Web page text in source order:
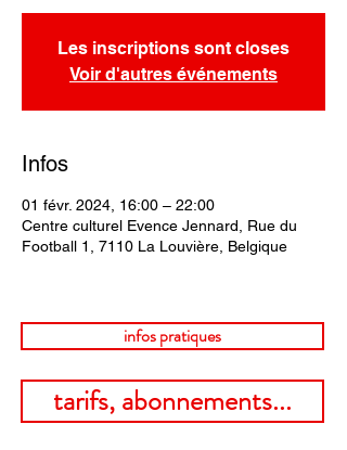
Les inscriptions sont closes
Voir d'autres événements
Infos
01 févr. 2024, 16:00 – 22:00
Centre culturel Evence Jennard, Rue du
Football 1, 7110 La Louvière, Belgique
infos pratiques
tarifs, abonnements...